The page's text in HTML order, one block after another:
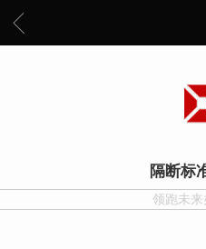
隔断标
领跑未来